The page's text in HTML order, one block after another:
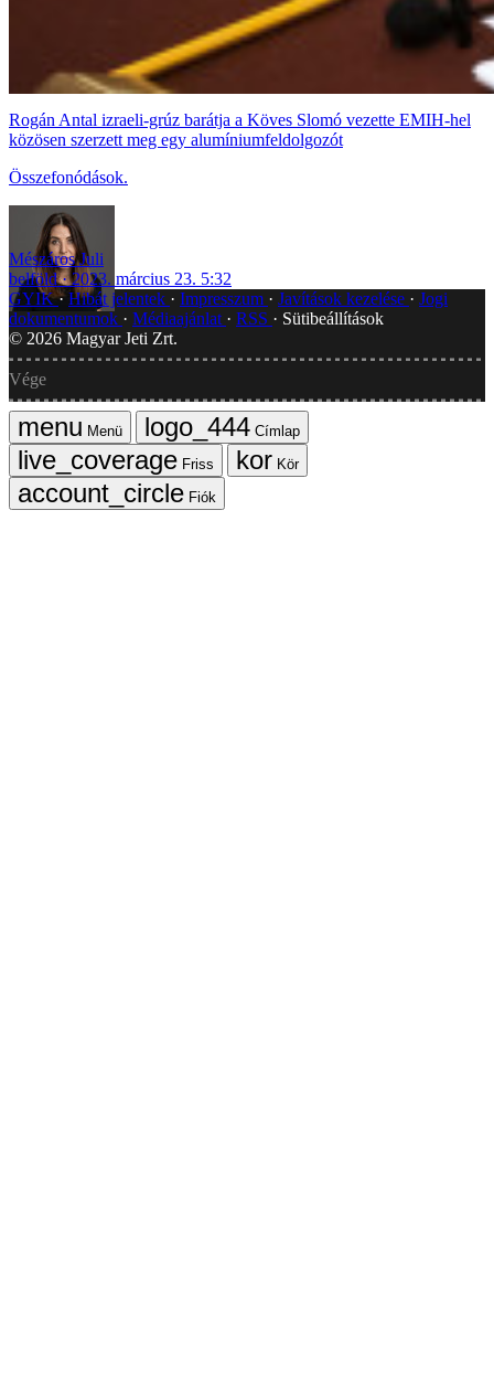
Rogán Antal izraeli-grúz barátja a Köves Slomó vezette EMIH-hel
közösen szerzett meg egy alumíniumfeldolgozót
Összefonódások.
Mészáros Juli
belföld
2023. március 23. 5:32
GYIK Hibát jelentek Impresszum Javítások kezelése
Jogi
dokumentumok
Médiaajánlat RSS
Sütibeállítások
© 2026 Magyar Jeti Zrt.
Vége
Menü
Címlap
Friss
Kör
Fiók